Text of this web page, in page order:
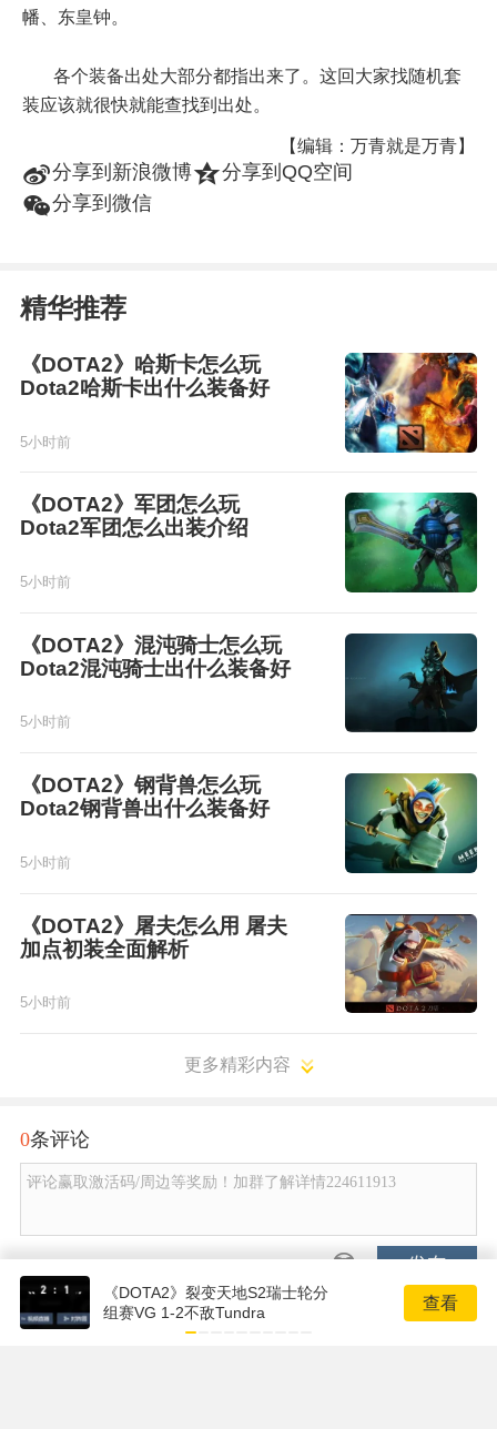
幡、东皇钟。
各个装备出处大部分都指出来了。这回大家找随机套
装应该就很快就能查找到出处。
【编辑：万青就是万青】
t分享到新浪微博z分享到QQ空间
w分享到微信
精华推荐
《DOTA2》哈斯卡怎么玩
Dota2哈斯卡出什么装备好
5小时前
《DOTA2》军团怎么玩
Dota2军团怎么出装介绍
5小时前
《DOTA2》混沌骑士怎么玩
Dota2混沌骑士出什么装备好
5小时前
《DOTA2》钢背兽怎么玩
Dota2钢背兽出什么装备好
5小时前
《DOTA2》屠夫怎么用 屠夫
加点初装全面解析
5小时前
更多精彩内容
0条评论
评论赢取激活码/周边等奖励！加群了解详情224611913
发布
《DOTA2》裂变天地S2瑞士轮分
组赛VG 1-2不敌Tundra
查看